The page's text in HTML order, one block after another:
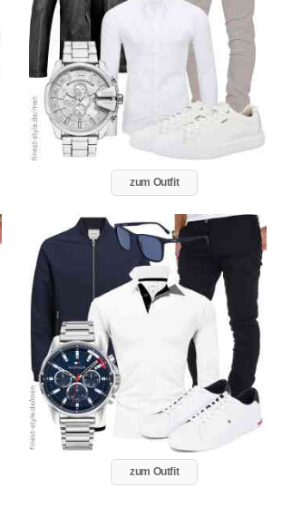
zum Outfit
zum Outfit